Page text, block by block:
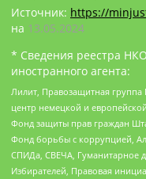
Источник: https://
на 13.05.2024
* Сведения реестра
иностранного агента:
Лилит, Правозащитная
центр немецкой и
Фонд защиты прав граждан
Фонд борьбы с коррупцией,
СПИДа, СВЕЧА, Гуманитарное
Избирателей, Правовая